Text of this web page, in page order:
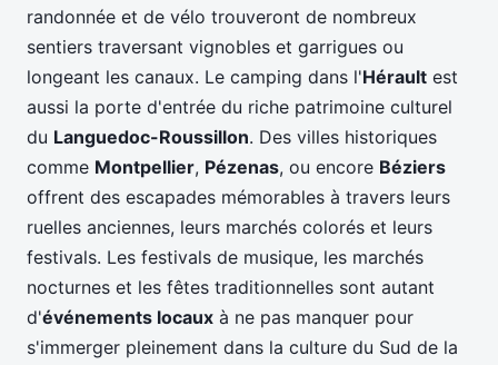
randonnée et de vélo trouveront de nombreux
sentiers traversant vignobles et garrigues ou
longeant les canaux. Le camping dans l'Hérault est
aussi la porte d'entrée du riche patrimoine culturel
du Languedoc-Roussillon. Des villes historiques
comme Montpellier, Pézenas, ou encore Béziers
offrent des escapades mémorables à travers leurs
ruelles anciennes, leurs marchés colorés et leurs
festivals. Les festivals de musique, les marchés
nocturnes et les fêtes traditionnelles sont autant
d'événements locaux à ne pas manquer pour
s'immerger pleinement dans la culture du Sud de la